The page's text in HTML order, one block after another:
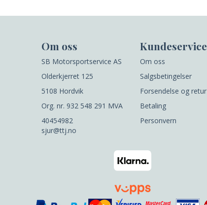
Om oss
SB Motorsportservice AS
Olderkjerret 125
5108 Hordvik
Org. nr. 932 548 291 MVA
40454982
sjur@ttj.no
Kundeservice
Om oss
Salgsbetingelser
Forsendelse og retur
Betaling
Personvern